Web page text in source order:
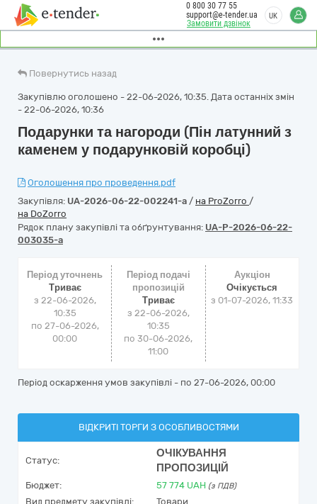
Замовити дзвінок
0 800 30 77 55
support@e-tender.ua
UK
Повернутись назад
Закупівлю оголошено - 22-06-2026, 10:35. Дата останніх змін
- 22-06-2026, 10:36
Подарунки та нагороди (Пін латунний з
каменем у подарунковій коробці)
Оголошення про проведення.pdf
Закупівля: UA-2026-06-22-002241-a / на ProZorro /
на DoZorro
Рядок плану закупівлі та обґрунтування: UA-P-2026-06-22-
003035-a
Період уточнень
Триває
з 22-06-2026,
10:35
по 27-06-2026,
00:00
Період подачі
пропозицій
Триває
з 22-06-2026,
10:35
по 30-06-2026,
11:00
Аукціон
Очікується
з 01-07-2026, 11:33
Період оскарження умов закупівлі - по 27-06-2026, 00:00
ВІДКРИТІ ТОРГИ З ОСОБЛИВОСТЯМИ
Статус:
ОЧІКУВАННЯ
ПРОПОЗИЦІЙ
Бюджет: 57 774 UAH (з ПДВ)
Вид предмету закупівлі:
Товари